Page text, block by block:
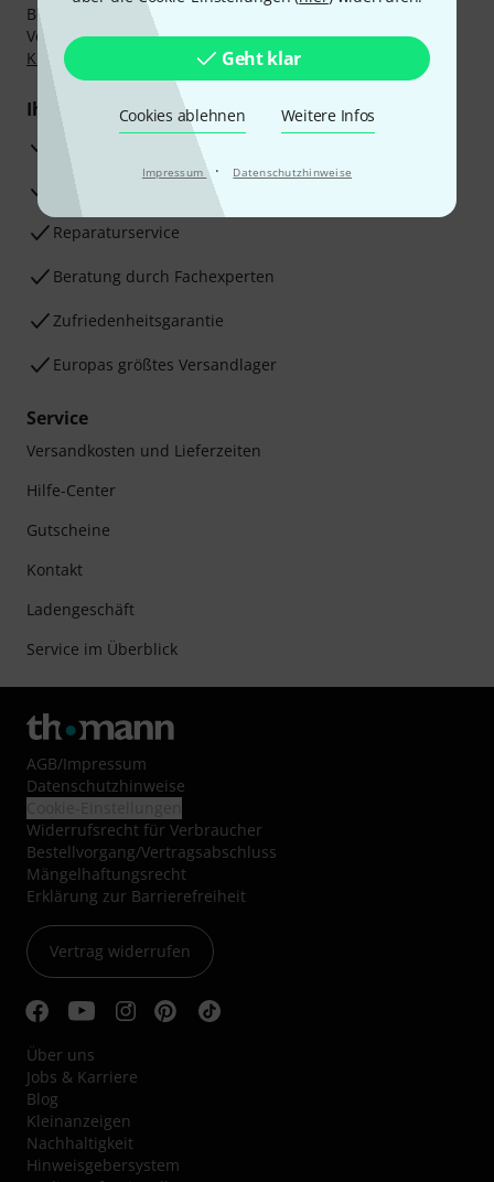
Geht klar
Cookies ablehnen Weitere Infos
Impressum · Datenschutzhinweise
Bezahlen Sie vertraulich und sicher per Nachnahme,
Vorkasse, PayPal, Amazon Pay,Klarna Sofort bezahlen
Klarna Ratenzahlung
oder Kreditkarte.
Ihre Vorteile
3 Jahre Thomann Garantie
30 Tage Money-Back-Garantie
Reparaturservice
Beratung durch Fachexperten
Zufriedenheitsgarantie
Europas größtes Versandlager
Service
Versandkosten und Lieferzeiten
Hilfe-Center
Gutscheine
Kontakt
Ladengeschäft
Service im Überblick
AGB/Impressum
Datenschutzhinweise
Widerrufsrecht für Verbraucher
Bestellvorgang/Vertragsabschluss
Mängelhaftungsrecht
Erklärung zur Barrierefreiheit
Vertrag widerrufen
Über uns
Jobs & Karriere
Blog
Kleinanzeigen
Nachhaltigkeit
Hinweisgebersystem